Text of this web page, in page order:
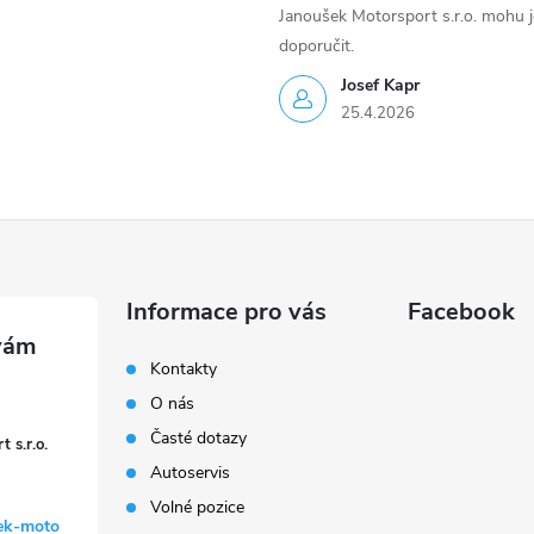
Josef Kapr
25.4.2026
Janoušek Motorsport s.r.o. mohu
doporučit.
s.r.o.
moto
Informace pro vás
Kontakty
O nás
Časté dotazy
Autoservis
Volné pozice
Facebook